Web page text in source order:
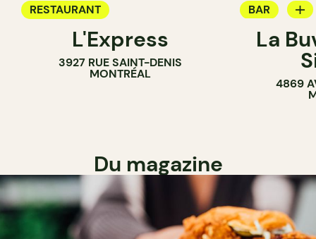
RESTAURANT
L'Express
3927 RUE SAINT-DENIS
MONTRÉAL
BAR
BAR À VIN
La
4869
Du magazine